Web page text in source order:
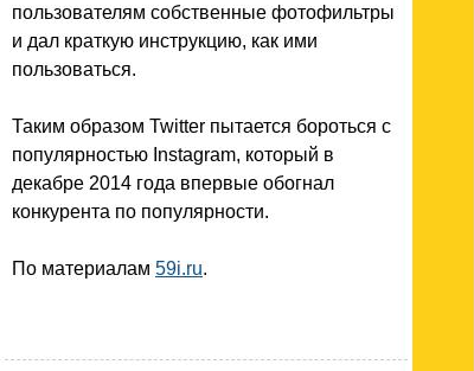
пользователям собственные фотофильтры
и дал краткую инструкцию, как ими
пользоваться.
Таким образом Twitter пытается бороться с
популярностью Instagram, который в
декабре 2014 года впервые обогнал
конкурента по популярности.
По материалам 59i.ru.